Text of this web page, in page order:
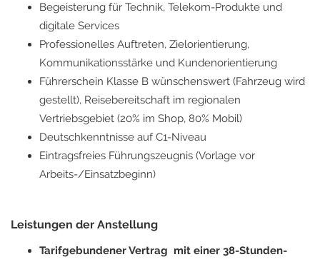
Begeisterung für Technik, Telekom-Produkte und
digitale Services
Professionelles Auftreten, Zielorientierung,
Kommunikationsstärke und Kundenorientierung
Führerschein Klasse B wünschenswert (Fahrzeug wird
gestellt), Reisebereitschaft im regionalen
Vertriebsgebiet (20% im Shop, 80% Mobil)
Deutschkenntnisse auf C1-Niveau
Eintragsfreies Führungszeugnis (Vorlage vor
Arbeits-/Einsatzbeginn)
Leistungen der Anstellung
Tarifgebundener Vertrag mit einer 38-Stunden-